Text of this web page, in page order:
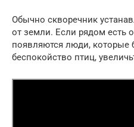
Обычно скворечник
от земли. Если рядом есть
появляются люди, которые
беспокойство птиц,